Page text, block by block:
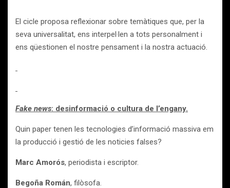
El cicle proposa reflexionar sobre temàtiques que, per la
seva universalitat, ens interpel·len a tots personalment i
ens qüestionen el nostre pensament i la nostra actuació.
Fake news: desinformació o cultura de l’engany.
Quin paper tenen les tecnologies d’informació massiva em
la producció i gestió de les noticies falses?
Marc Amorós, periodista i escriptor.
Begoña Román, filòsofa.